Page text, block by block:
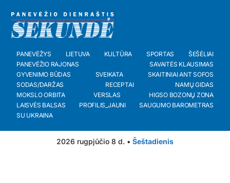
PANEVĖŽYS LIETUVA KULTŪRA SPORTAS
ŠEŠĖLIAI
PANEVĖŽIO RAJONAS
SAVAITĖS KLAUSIMAS
GYVENIMO BŪDAS
SVEIKATA
SKAITINIAI ANT SOFOS
SODAS/DARŽAS
RECEPTAI
NAMŲ GIDAS
MOKSLO ORBITA
VERSLAS
HIGSO BOZONŲ ZONA
LAISVĖS BALSAS
PROFILIS_JAUNI
SAUGUMO BAROMETRAS
SU UKRAINA
2026 rugpjūčio 8 d. • Šeštadienis